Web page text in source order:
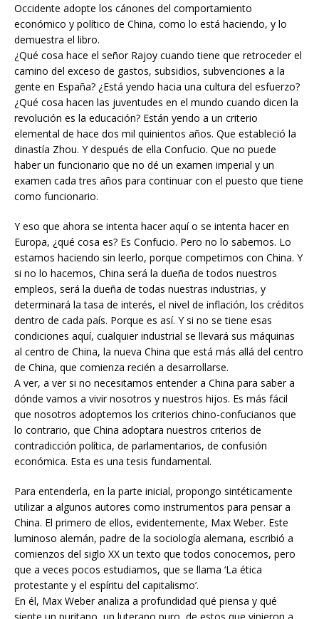
Occidente adopte los cánones del comportamiento
económico y político de China, como lo está haciendo, y lo
demuestra el libro.
¿Qué cosa hace el señor Rajoy cuando tiene que retroceder el
camino del exceso de gastos, subsidios, subvenciones a la
gente en España? ¿Está yendo hacia una cultura del esfuerzo?
¿Qué cosa hacen las juventudes en el mundo cuando dicen la
revolución es la educación? Están yendo a un criterio
elemental de hace dos mil quinientos años. Que estableció la
dinastía Zhou. Y después de ella Confucio. Que no puede
haber un funcionario que no dé un examen imperial y un
examen cada tres años para continuar con el puesto que tiene
como funcionario.
Y eso que ahora se intenta hacer aquí o se intenta hacer en
Europa, ¿qué cosa es? Es Confucio. Pero no lo sabemos. Lo
estamos haciendo sin leerlo, porque competimos con China. Y
si no lo hacemos, China será la dueña de todos nuestros
empleos, será la dueña de todas nuestras industrias, y
determinará la tasa de interés, el nivel de inflación, los créditos
dentro de cada país. Porque es así. Y si no se tiene esas
condiciones aquí, cualquier industrial se llevará sus máquinas
al centro de China, la nueva China que está más allá del centro
de China, que comienza recién a desarrollarse.
A ver, a ver si no necesitamos entender a China para saber a
dónde vamos a vivir nosotros y nuestros hijos. Es más fácil
que nosotros adoptemos los criterios chino-confucianos que
lo contrario, que China adoptara nuestros criterios de
contradicción política, de parlamentarios, de confusión
económica. Esta es una tesis fundamental.
Para entenderla, en la parte inicial, propongo sintéticamente
utilizar a algunos autores como instrumentos para pensar a
China. El primero de ellos, evidentemente, Max Weber. Este
luminoso alemán, padre de la sociología alemana, escribió a
comienzos del siglo XX un texto que todos conocemos, pero
que a veces pocos estudiamos, que se llama ‘La ética
protestante y el espíritu del capitalismo’.
En él, Max Weber analiza a profundidad qué piensa y qué